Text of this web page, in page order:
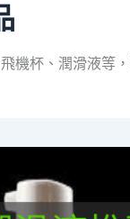
機杯、潤滑液等